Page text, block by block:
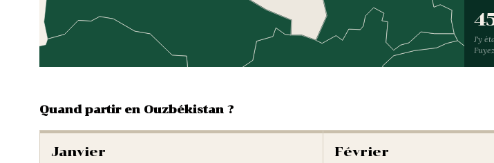
J'y
Quand partir en Ouzbékistan ?
Janvier Février